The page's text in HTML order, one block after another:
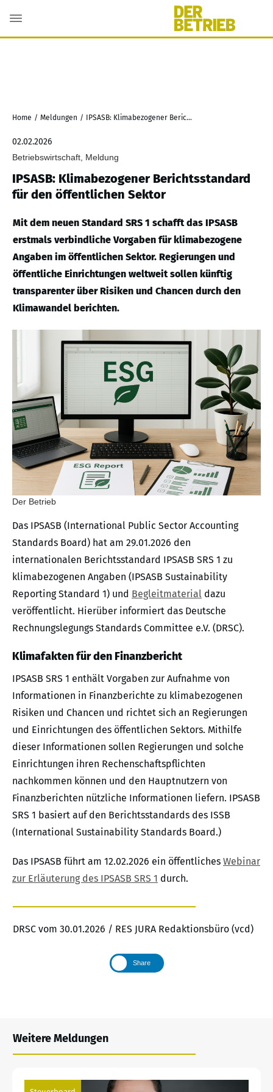
Home / Meldungen / IPSASB: Klimabezogener Berichtsstandard für den öffentlichen Sektor
02.02.2026
Betriebswirtschaft, Meldung
IPSASB: Klimabezogener Berichtsstandard
für den öffentlichen Sektor
Mit dem neuen Standard SRS 1 schafft das IPSASB
erstmals verbindliche Vorgaben für klimabezogene
Angaben im öffentlichen Sektor. Regierungen und
öffentliche Einrichtungen weltweit sollen künftig
transparenter über Risiken und Chancen durch den
Klimawandel berichten.
Der Betrieb
Das IPSASB (International Public Sector Accounting
Standards Board) hat am 29.01.2026 den
internationalen Berichtsstandard IPSASB SRS 1 zu
klimabezogenen Angaben (IPSASB Sustainability
Reporting Standard 1) und Begleitmaterial dazu
veröffentlicht. Hierüber informiert das Deutsche
Rechnungslegungs Standards Committee e.V. (DRSC).
Klimafakten für den Finanzbericht
IPSASB SRS 1 enthält Vorgaben zur Aufnahme von
Informationen in Finanzberichte zu klimabezogenen
Risiken und Chancen und richtet sich an Regierungen
und Einrichtungen des öffentlichen Sektors. Mithilfe
dieser Informationen sollen Regierungen und solche
Einrichtungen ihren Rechenschaftspflichten
nachkommen können und den Hauptnutzern von
Finanzberichten nützliche Informationen liefern. IPSASB
SRS 1 basiert auf den Berichtsstandards des ISSB
(International Sustainability Standards Board.)
Das IPSASB führt am 12.02.2026 ein öffentliches Webinar
zur Erläuterung des IPSASB SRS 1 durch.
DRSC vom 30.01.2026 / RES JURA Redaktionsbüro (vcd)
Share
Weitere Meldungen